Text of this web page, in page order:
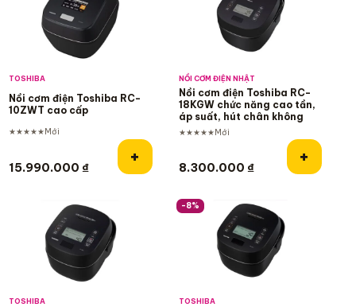
TOSHIBA
Nồi cơm điện Toshiba RC-
10ZWT cao cấp
★★★★★Mới
15.990.000 ₫ +
Thêm vào giỏ hàng
NỒI CƠM ĐIỆN NHẬT
Nồi cơm điện Toshiba RC-
18KGW chức năng cao tần,
áp suất, hút chân không
★★★★★Mới
8.300.000 ₫ +
Thêm
TOSHIBA
-8%
TOSHIBA